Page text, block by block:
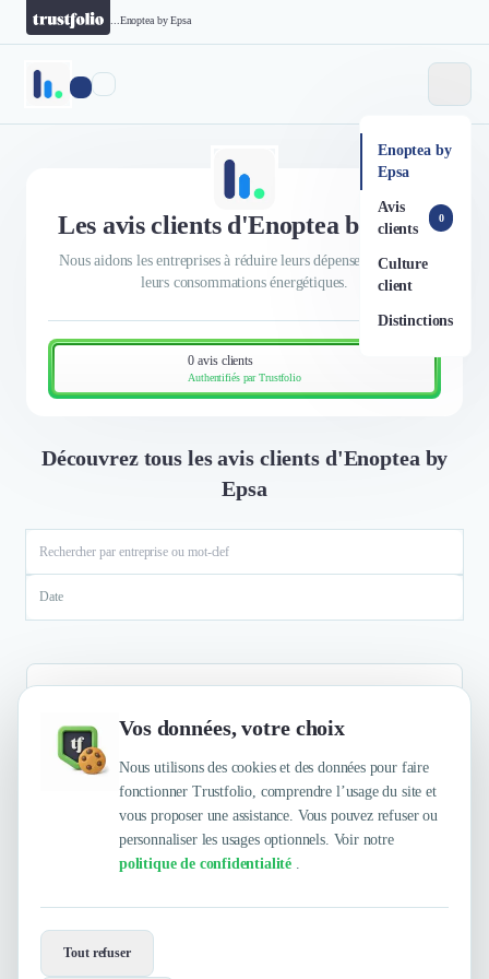
Vos données, votre choix
Nous utilisons des cookies et des données pour faire
fonctionner Trustfolio, comprendre l’usage du site et
vous proposer une assistance. Vous pouvez refuser ou
personnaliser les usages optionnels. Voir notre
politique de confidentialité .
Tout refuser
Enoptea by Epsa
Enoptea by
Epsa
Avis
clients
0
Culture
client
Distinctions
Les avis clients d'Enoptea by Epsa
Nous aidons les entreprises à réduire leurs dépenses et agir sur
leurs consommations énergétiques.
0 avis clients
Authentifiés par Trustfolio
Découvrez tous les avis clients d'Enoptea by
Epsa
Date
Aucun résultat